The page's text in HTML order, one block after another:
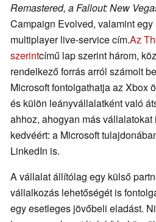
Remastered, a Fallout: New
Campaign Evolved, valamint
multiplayer live-service cím.Az
szerintcímű lap szerint három,
rendelkező forrás arról számolt
Microsoft fontolgathatja az Xbox
és külön leányvállalatként való
ahhoz, ahogyan más
kedvéért: a Microsoft
LinkedIn is.
A vállalat állítólag egy külső
vállalkozás lehetőségét is
egy esetleges jövőbeli eladást.